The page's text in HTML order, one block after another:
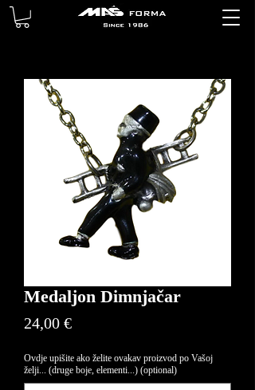
Medaljon Dimnjačar
24,00 €Price
Ovdje upišite ako želite ovakav proizvod po Vašoj
želji... (druge boje, elementi...) (optional)